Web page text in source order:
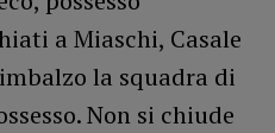
a Miaschi, Casale
la squadra di
Non si chiude